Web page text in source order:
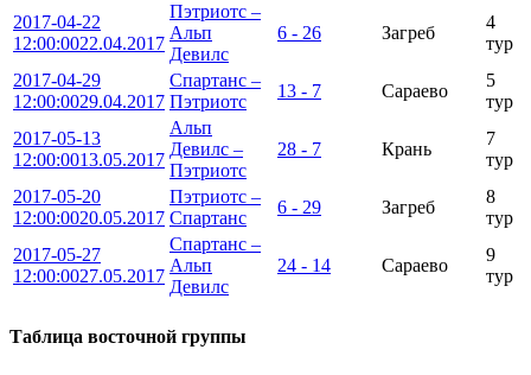
2017-04-22
12:00:0022.04.2017
Пэтриотс –
Альп
Девилс
6 - 26 Загреб
4
тур
2017-04-29
12:00:0029.04.2017
Спартанс –
Пэтриотс
13 - 7 Сараево
5
тур
2017-05-13
12:00:0013.05.2017
Альп
Девилс –
Пэтриотс
28 - 7 Крань
7
тур
2017-05-20
12:00:0020.05.2017
Пэтриотс –
Спартанс
6 - 29 Загреб
8
тур
2017-05-27
12:00:0027.05.2017
Спартанс –
Альп
Девилс
24 - 14 Сараево
9
тур
Таблица восточной группы